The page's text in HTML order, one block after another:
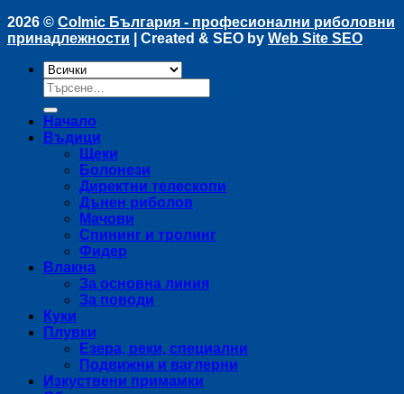
2026 © Colmic България - професионални риболовни
принадлежности | Created & SEO by Web Site SEO
Търсене
за:
Начало
Въдици
Щеки
Болонези
Директни телескопи
Дънен риболов
Мачови
Спининг и тролинг
Фидер
Влакна
За основна линия
За поводи
Куки
Плувки
Езера, реки, специални
Подвижни и ваглерни
Изкуствени примамки